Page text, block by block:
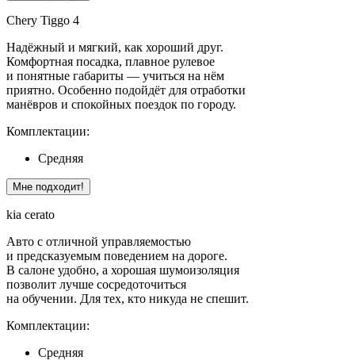
Chery Tiggo 4
Надёжный и мягкий, как хороший друг.
Комфортная посадка, плавное рулевое
и понятные габариты — учиться на нём
приятно. Особенно подойдёт для отработки
манёвров и спокойных поездок по городу.
Комплектации:
Средняя
Мне подходит!
kia cerato
Авто с отличной управляемостью
и предсказуемым поведением на дороге.
В салоне удобно, а хорошая шумоизоляция
позволит лучше сосредоточиться
на обучении. Для тех, кто никуда не спешит.
Комплектации:
Средняя